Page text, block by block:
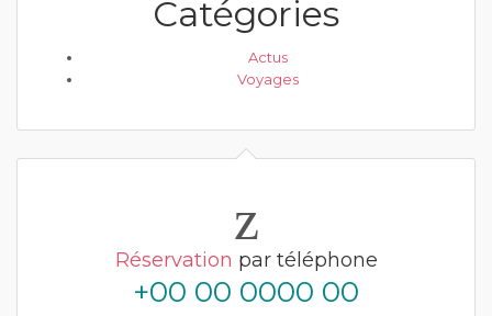
Catégories
Actus
Voyages
Réservation par téléphone
+00 00 0000 00